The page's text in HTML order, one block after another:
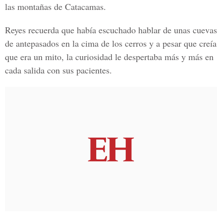
las montañas de Catacamas.
Reyes recuerda que había escuchado hablar de unas cuevas
de antepasados en la cima de los cerros y a pesar que creía
que era un mito, la curiosidad le despertaba más y más en
cada salida con sus pacientes.